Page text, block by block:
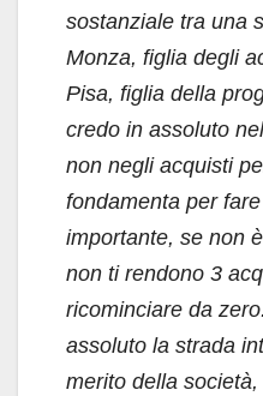
sostanziale tra una
Monza, figlia degli
Pisa, figlia della
credo in assoluto
non negli acquisti
fondamenta per
importante, se non
non ti rendono 3
ricominciare da
assoluto la strada
merito della